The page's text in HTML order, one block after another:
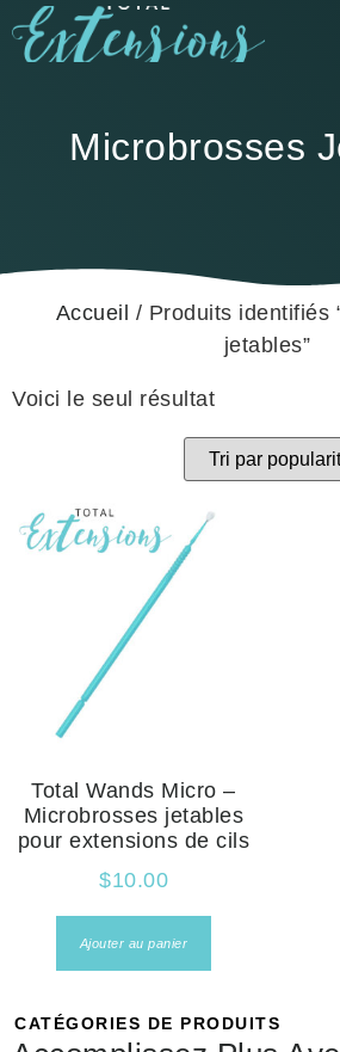
Microbrosses
Accueil / Produits identifiés
jetables”
Voici le seul résultat
Total Wands Micro –
Microbrosses jetables
pour extensions de cils
$10.00
Ajouter au panier
CATÉGORIES DE PRODUITS